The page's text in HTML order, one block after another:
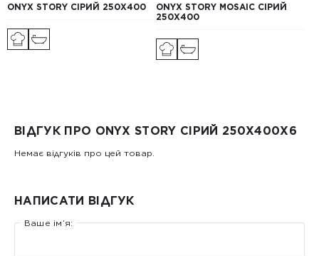
ONYX STORY СІРИЙ 250X400
ONYX STORY MOSAIC СІРИЙ
250X400
ВІДГУК ПРО ONYX STORY СІРИЙ 250Х400X6
Немає відгуків про цей товар.
НАПИСАТИ ВІДГУК
Ваше ім’я: